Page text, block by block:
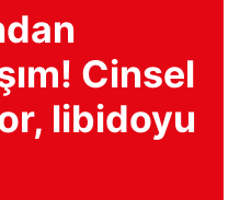
Cinsel
libidoyu